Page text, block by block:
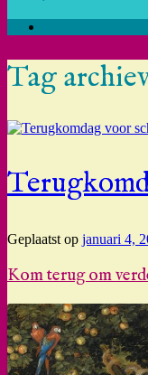
Tag
Geplaatst op januari 4,
Kom terug om